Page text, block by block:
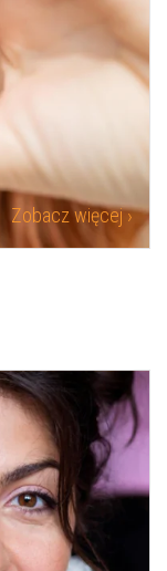
Zobacz więcej ›